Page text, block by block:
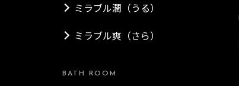
ミラブル潤（うる）
ミラブル爽（さら）
BATH ROOM